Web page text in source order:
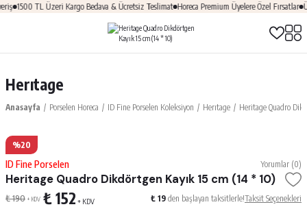
1500 TL Üzeri Kargo Bedava & Ücretsiz Teslimat Horeca Premium Üyelere Özel Fırsatlar
Herıtage
Anasayfa Porselen Horeca ID Fine Porselen Koleksiyon Herıtage Heritage Quadro
%20
ID Fine Porselen Yorumlar (0)
Heritage Quadro Dikdörtgen Kayık 15 cm (14 * 10)
₺ 190 + KDV ₺ 152 + KDV ₺ 19 den başlayan taksitlerle!Taksit Seçenekleri